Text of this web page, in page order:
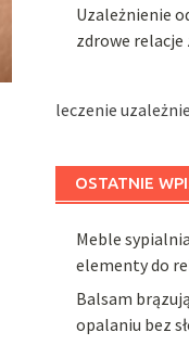
Uzależnienie
zdrowe
leczenie
OSTATNIE
Meble
elementy do
Balsam
opalaniu bez